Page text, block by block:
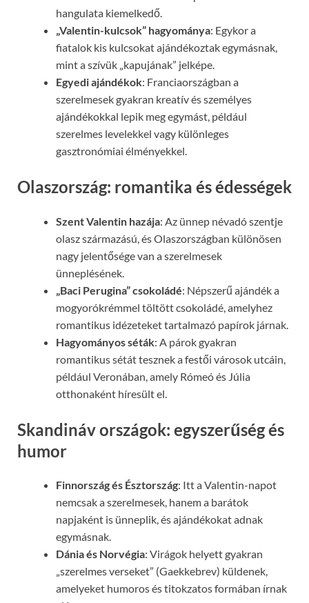
hangulata kiemelkedő.
„Valentin-kulcsok” hagyománya: Egykor a
fiatalok kis kulcsokat ajándékoztak egymásnak,
mint a szívük „kapujának” jelképe.
Egyedi ajándékok: Franciaországban a
szerelmesek gyakran kreatív és személyes
ajándékokkal lepik meg egymást, például
szerelmes levelekkel vagy különleges
gasztronómiai élményekkel.
Olaszország: romantika és édességek
Szent Valentin hazája: Az ünnep névadó szentje
olasz származású, és Olaszországban különösen
nagy jelentősége van a szerelmesek
ünneplésének.
„Baci Perugina” csokoládé: Népszerű ajándék a
mogyorókrémmel töltött csokoládé, amelyhez
romantikus idézeteket tartalmazó papírok járnak.
Hagyományos séták: A párok gyakran
romantikus sétát tesznek a festői városok utcáin,
például Veronában, amely Rómeó és Júlia
otthonaként híresült el.
Skandináv országok: egyszerűség és
humor
Finnország és Észtország: Itt a Valentin-napot
nemcsak a szerelmesek, hanem a barátok
napjaként is ünneplik, és ajándékokat adnak
egymásnak.
Dánia és Norvégia: Virágok helyett gyakran
„szerelmes verseket” (Gaekkebrev) küldenek,
amelyeket humoros és titokzatos formában írnak